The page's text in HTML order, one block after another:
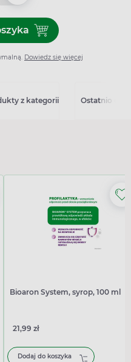
do koszyka
Dowiedz się więcej
z kategorii Ostatnio
Bioaron System, syrop, 100 ml
21,99 zł
Dodaj do koszyka